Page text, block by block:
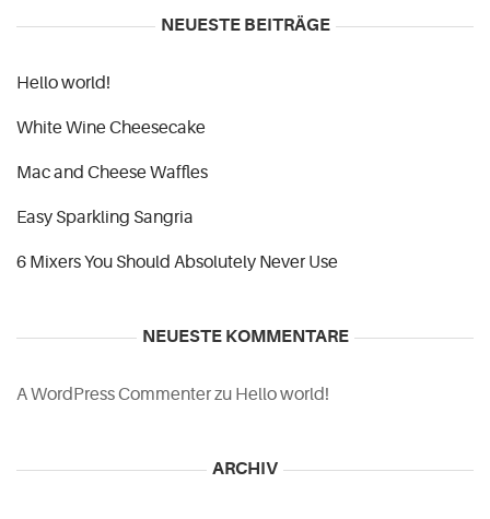
NEUESTE BEITRÄGE
Hello world!
White Wine Cheesecake
Mac and Cheese Waffles
Easy Sparkling Sangria
6 Mixers You Should Absolutely Never Use
NEUESTE KOMMENTARE
A WordPress Commenterzu Hello world!
ARCHIV